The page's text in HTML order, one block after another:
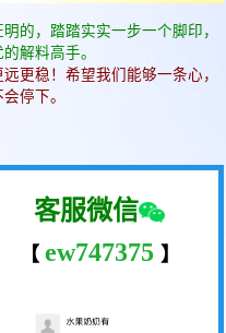
的，踏踏实实一步一个脚印，
解料高手。
更稳！希望我们能够一条心，
停下。
客服微信
【 ew747375 】